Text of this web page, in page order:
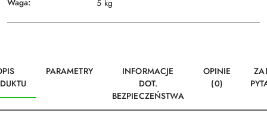
Waga: 5 kg
PARAMETRY
INFORMACJE
DOT.
BEZPIECZEŃSTWA
OPINIE
(0)